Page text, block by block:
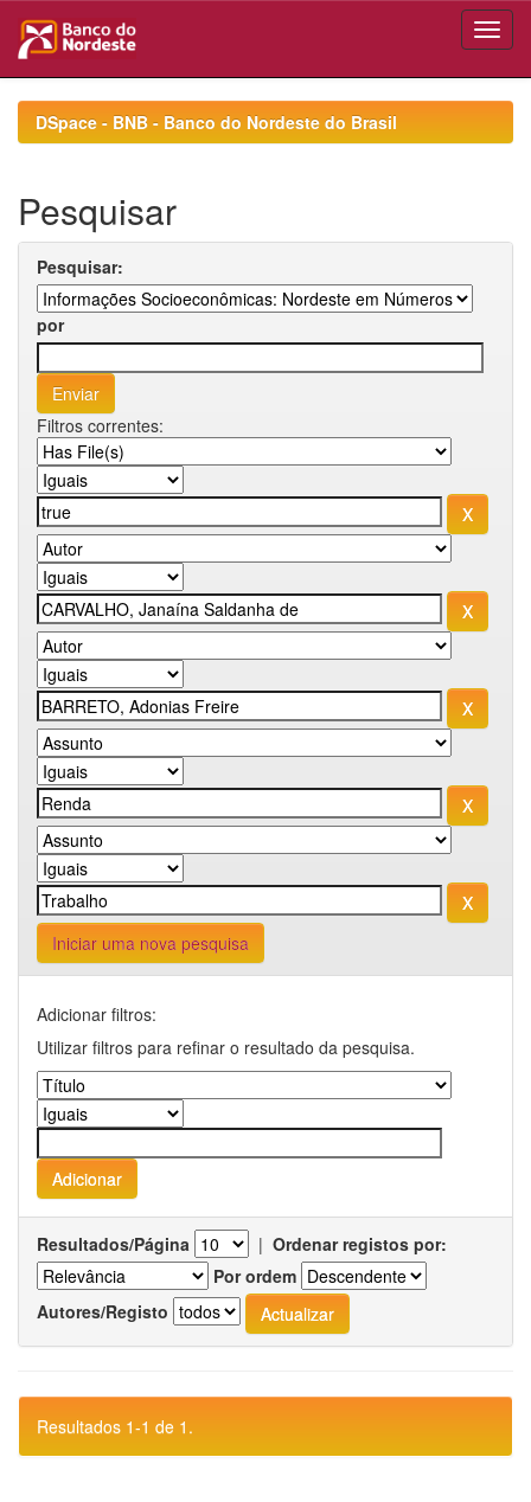
navigationDSpace - BNB - Banco do Nordeste do Brasil
Pesquisar
Pesquisar:
por
Filtros correntes:
Iniciar uma nova pesquisa
Adicionar filtros:
Utilizar filtros para refinar o resultado da pesquisa.
Resultados/Página | Ordenar registos por:
Por ordem
Autores/Registo
Resultados 1-1 de 1.